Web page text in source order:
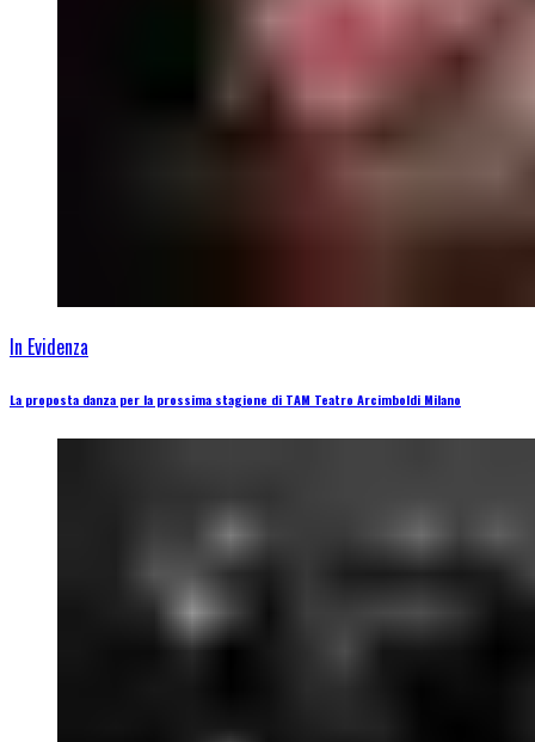
In Evidenza
La proposta danza per la prossima stagione di TAM Teatro Arcimboldi Milano